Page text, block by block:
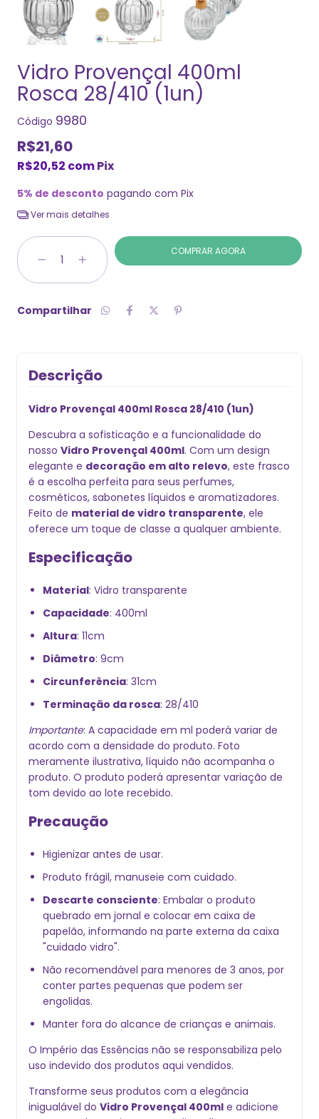
Vidro Provençal 400ml
Rosca 28/410 (1un)
Código 9980
R$21,60
R$20,52 comPix
5% de desconto pagando com Pix
Ver mais detalhes
Compartilhar
Descrição
Vidro Provençal 400ml Rosca 28/410 (1un)
Descubra a sofisticação e a funcionalidade do
nosso Vidro Provençal 400ml. Com um design
elegante e decoração em alto relevo, este frasco
é a escolha perfeita para seus perfumes,
cosméticos, sabonetes líquidos e aromatizadores.
Feito de material de vidro transparente, ele
oferece um toque de classe a qualquer ambiente.
Especificação
Material: Vidro transparente
Capacidade: 400ml
Altura: 11cm
Diâmetro: 9cm
Circunferência: 31cm
Terminação da rosca: 28/410
Importante: A capacidade em ml poderá variar de
acordo com a densidade do produto. Foto
meramente ilustrativa, líquido não acompanha o
produto. O produto poderá apresentar variação de
tom devido ao lote recebido.
Precaução
Higienizar antes de usar.
Produto frágil, manuseie com cuidado.
Descarte consciente: Embalar o produto
quebrado em jornal e colocar em caixa de
papelão, informando na parte externa da caixa
"cuidado vidro".
Não recomendável para menores de 3 anos, por
conter partes pequenas que podem ser
engolidas.
Manter fora do alcance de crianças e animais.
O Império das Essências não se responsabiliza pelo
uso indevido dos produtos aqui vendidos.
Transforme seus produtos com a elegância
inigualável do Vidro Provençal 400ml e adicione